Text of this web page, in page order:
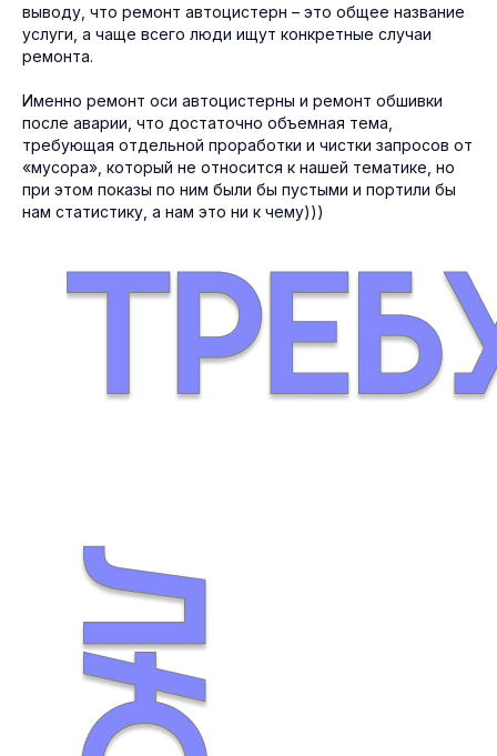
выводу, что ремонт автоцистерн – это общее название
услуги, а чаще всего люди ищут конкретные случаи
ремонта.
Именно ремонт оси автоцистерны и ремонт обшивки
после аварии, что достаточно объемная тема,
требующая отдельной проработки и чистки запросов от
«мусора», который не относится к нашей тематике, но
при этом показы по ним были бы пустыми и портили бы
нам статистику, а нам это ни к чему)))